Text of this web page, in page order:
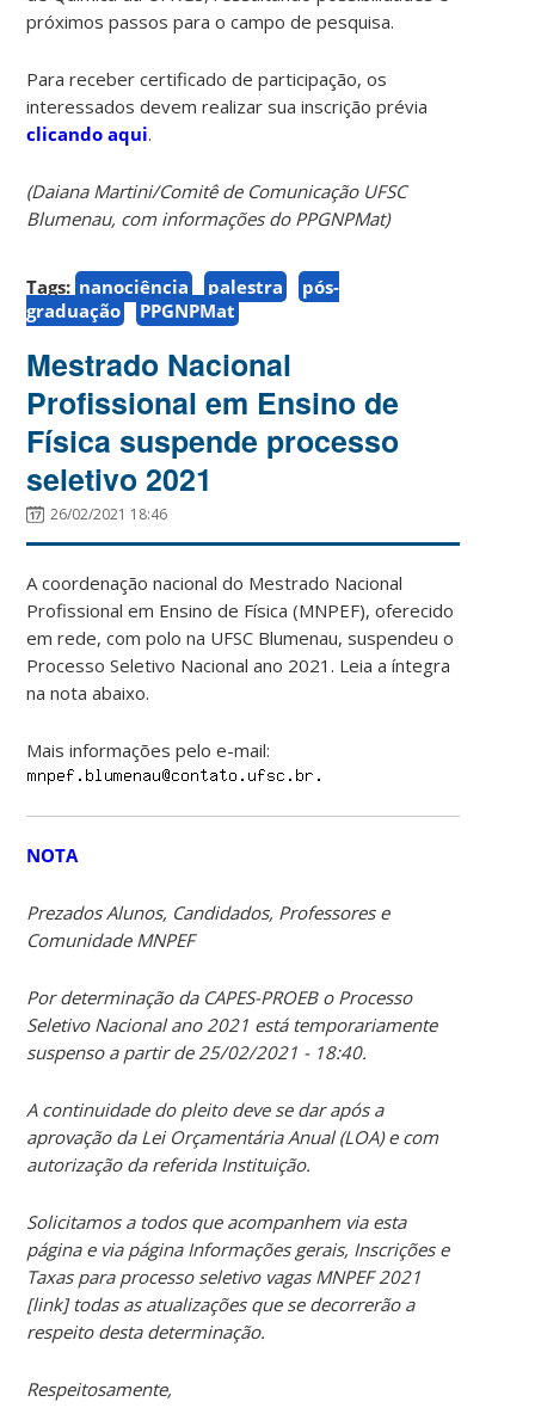
próximos passos para o campo de pesquisa.
Para receber certificado de participação, os
interessados devem realizar sua inscrição prévia
clicando aqui.
(Daiana Martini/Comitê de Comunicação UFSC
Blumenau, com informações do PPGNPMat)
Tags: nanociência palestra
pós-
graduação
PPGNPMat
Mestrado Nacional
Profissional em Ensino de
Física suspende processo
seletivo 2021
26/02/2021 18:46
A coordenação nacional do Mestrado Nacional
Profissional em Ensino de Física (MNPEF), oferecido
em rede, com polo na UFSC Blumenau, suspendeu o
Processo Seletivo Nacional ano 2021. Leia a íntegra
na nota abaixo.
Mais informações pelo e-mail:
NOTA
Prezados Alunos, Candidados, Professores e
Comunidade MNPEF
Por determinação da CAPES-PROEB o Processo
Seletivo Nacional ano 2021 está temporariamente
suspenso a partir de 25/02/2021 - 18:40.
A continuidade do pleito deve se dar após a
aprovação da Lei Orçamentária Anual (LOA) e com
autorização da referida Instituição.
Solicitamos a todos que acompanhem via esta
página e via página Informações gerais, Inscrições e
Taxas para processo seletivo vagas MNPEF 2021
[link] todas as atualizações que se decorrerão a
respeito desta determinação.
Respeitosamente,